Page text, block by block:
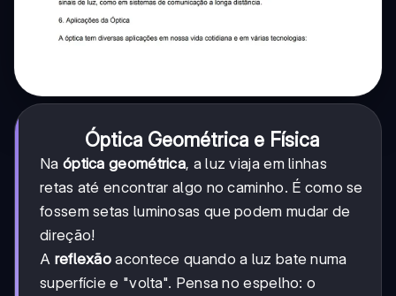
Óptica Geométrica e Física
Na óptica geométrica, a luz viaja em linhas
retas até encontrar algo no caminho. É como se
fossem setas luminosas que podem mudar de
direção!
A reflexão acontece quando a luz bate numa
superfície e "volta". Pensa no espelho: o